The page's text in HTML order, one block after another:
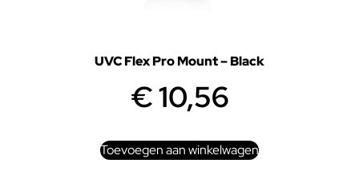
UVC Flex Pro Mount – Black
€10,56
Toevoegen aan winkelwagen